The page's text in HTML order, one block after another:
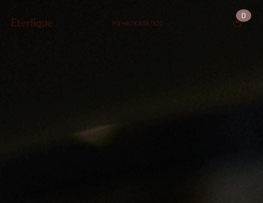
МЕНЮКАТАЛОГ
0
КОРЗИНА (0)